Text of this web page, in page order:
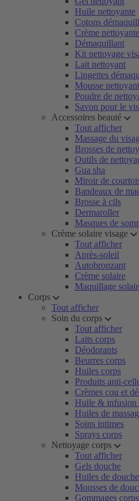
Huile nettoyante
Cotons
Crème nettoyante
Démaquillant
Kit nettoyage
Lait nettoyant
Lingettes
Mousse
Poudre de
Savon pour le
Accessoires beauté
Tout afficher
Massage du
Brosses de
Outils de
Gua sha
Miroir de
Bandeaux de
Brosse à cils
Dermaroller
Masques de
Crème solaire visage
Tout afficher
Après-soleil
Autobronzant
Crème solaire
Maquillage
Corps
Tout afficher
Soin du corps
Tout afficher
Laits corps
Déodorants
Beurres corps
Huiles corps
Produits anti-
Crèmes cou et
Huile & infusion
Huiles de
Soins intimes
Sprays corps
Nettoyage corps
Tout afficher
Gels douche
Huiles de douche
Mousses de
Gommages corps